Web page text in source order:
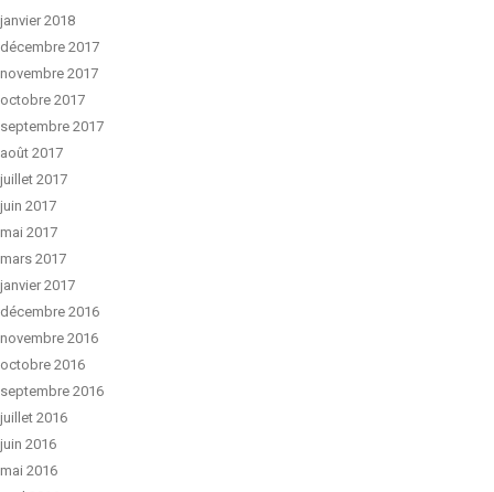
janvier 2018
décembre 2017
novembre 2017
octobre 2017
septembre 2017
août 2017
juillet 2017
juin 2017
mai 2017
mars 2017
janvier 2017
décembre 2016
novembre 2016
octobre 2016
septembre 2016
juillet 2016
juin 2016
mai 2016